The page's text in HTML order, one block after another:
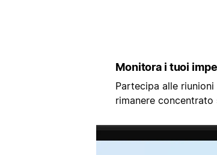
Monitora i tuoi
Partecipa alle
rimanere